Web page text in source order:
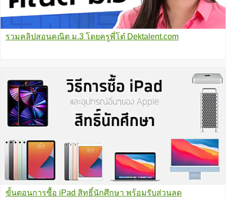
รวมคลิปสอนคณิต ม.3 โดยครูพี่โต๋ Dektalent.com
ขั้นตอนการซื้อ iPad สิทธิ์นักศึกษา พร้อมรับส่วนลด